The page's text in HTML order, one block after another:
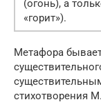
(огонь), а
«горит»).
Метафора
стихотворения